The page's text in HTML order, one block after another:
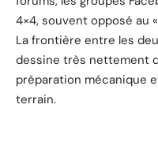
4×4, souvent opposé au
La frontière entre les
dessine très nettement
préparation mécanique
terrain.